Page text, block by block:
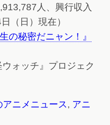
人、興行収入
（日）現在）
の秘密だニャン！』
ォッチ』プロジェク
ニメニュース, アニ